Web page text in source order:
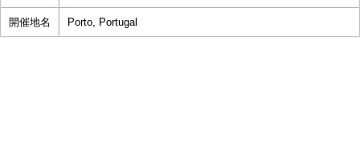
開催地名 Porto, Portugal